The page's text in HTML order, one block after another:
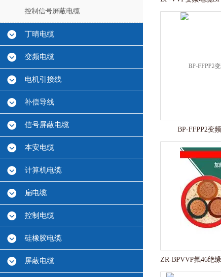
控制信号屏蔽电缆
丁晴电缆
变频电缆
电机引接线
补偿导线
信号屏蔽电缆
本安电缆
计算机电缆
扁电缆
控制电缆
硅橡胶电缆
屏蔽电缆
BP-FFPP2变